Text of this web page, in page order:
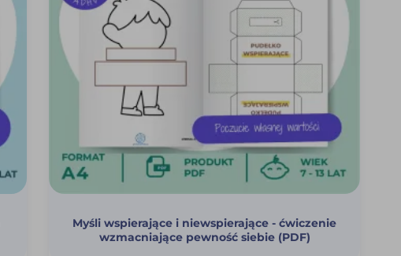
Myśli wspierające i niewspierające - ćwiczenie
wzmacniające pewność siebie (PDF)